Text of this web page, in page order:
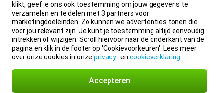
klikt, geef je ons ook toestemming om jouw gegevens te
verzamelen en te delen met 3 partners voor
marketingdoeleinden. Zo kunnen we advertenties tonen die
voor jou relevant zijn. Je kunt je toestemming altijd eenvoudig
intrekken of wijzigen. Scroll hiervoor naar de onderkant van de
pagina en klik in de footer op 'Cookievoorkeuren'. Lees meer
over onze cookies in onze privacy- en cookieverklaring
Accepteren